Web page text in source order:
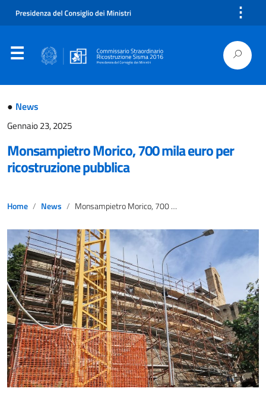
⋮
● News
Gennaio 23, 2025
Monsampietro Morico, 700 mila euro per
ricostruzione pubblica
Home News Monsampietro Morico, 700 mila euro per ricostruzione pubblica